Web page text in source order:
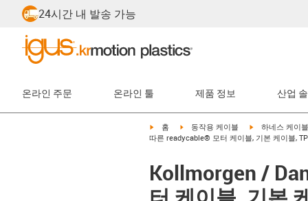
24시간 내 발송 가능
온라인 주문 온라인 툴 제품 정보 산업
igus-icon-arrow-right
홈 igus-icon-arrow-right
동작용 케이블 igus-icon-
하네스 케이블
따른 readycable® 모터 케이블, 기본 케이블,
Kollmorgen /